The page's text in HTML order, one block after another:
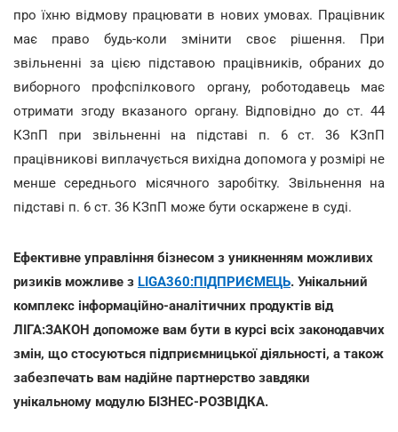
про їхню відмову працювати в нових умовах. Працівник
має право будь-коли змінити своє рішення. При
звільненні за цією підставою працівників, обраних до
виборного профспілкового органу, роботодавець має
отримати згоду вказаного органу. Відповідно до ст. 44
КЗпП при звільненні на підставі п. 6 ст. 36 КЗпП
працівникові виплачується вихідна допомога у розмірі не
менше середнього місячного заробітку. Звільнення на
підставі п. 6 ст. 36 КЗпП може бути оскаржене в суді.
Ефективне управління бізнесом з уникненням можливих
ризиків можливе з LIGA360:ПІДПРИЄМЕЦЬ. Унікальний
комплекс інформаційно-аналітичних продуктів від
ЛІГА:ЗАКОН допоможе вам бути в курсі всіх законодавчих
змін, що стосуються підприємницької діяльності, а також
забезпечать вам надійне партнерство завдяки
унікальному модулю БІЗНЕС-РОЗВІДКА.